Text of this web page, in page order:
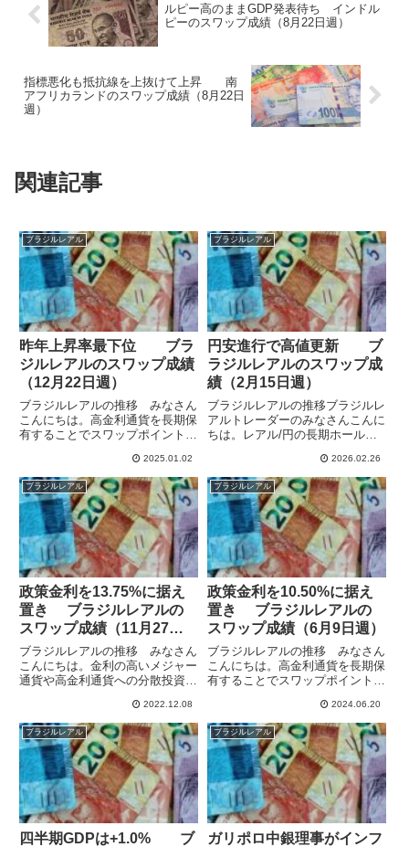
ルピー高のままGDP発表待ち インドル
ピーのスワップ成績（8月22日週）
指標悪化も抵抗線を上抜けて上昇 南
アフリカランドのスワップ成績（8月22日
週）
関連記事
ブラジルレアル
昨年上昇率最下位 ブラ
ジルレアルのスワップ成績
（12月22日週）
ブラジルレアルの推移 みなさん
こんにちは。高金利通貨を長期保
有することでスワップポイント狙
は利下げサイクルを終了し、9月
から政策金利を引き上げて
12.25%としています。インフレ
警戒で14.25%まで引き上げ予...
2025.01.02
ブラジルレアル
円安進行で高値更新 ブ
ラジルレアルのスワップ成
績（2月15日週）
ブラジルレアルの推移ブラジルレ
アルトレーダーのみなさんこんに
ちは。レアル/円の長期ホールド
しています。9月からレアル/円に
加え、米ドル/レアルも保有して
います。ブラジルの政策金利は
15%でレアル運用でもそこそこ...
2026.02.26
ブラジルレアル
政策金利を13.75%に据え
置き ブラジルレアルの
スワップ成績（11月27日
週）
ブラジルレアルの推移 みなさん
こんにちは。金利の高いメジャー
通貨や高金利通貨への分散投資で
ています。現在は10通貨で運用
していますが、ブラジルは
13.75%の高金利で、レアル/円の
スワポも保有通貨ペアの中でも
最...
2022.12.08
ブラジルレアル
政策金利を10.50%に据え
置き ブラジルレアルの
スワップ成績（6月9日週）
ブラジルレアルの推移 みなさん
こんにちは。高金利通貨を長期保
有することでスワップポイント狙
中銀は6月19日に政策金利を
10.50%に据え置くことを決定し
ています。昨年8月の13.75%から
7回連続で引き下げとな...
2024.06.20
ブラジルレアル
四半期GDPは+1.0% ブ
ブラジルレアル
ガリポロ中銀理事がインフ